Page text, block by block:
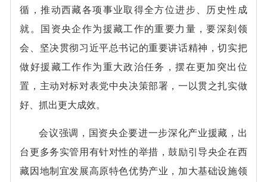
循，推动西藏各项事业取得全方位进步、历史性成
就。国资央企作为援藏工作的重要力量，要深刻领
会、坚决贯彻习近平总书记的重要讲话精神，切实把
做好援藏工作作为重大政治任务，摆在更加突出位
置，主动对标对表党中央决策部署，一以贯之扎实做
好、抓出更大成效。
会议强调，国资央企要进一步深化产业援藏，出
台更多务实管用有针对性的举措，鼓励引导央企在西
藏因地制宜发展高原特色优势产业，加大基础设施领